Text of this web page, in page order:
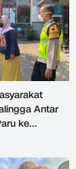
Antar
ke